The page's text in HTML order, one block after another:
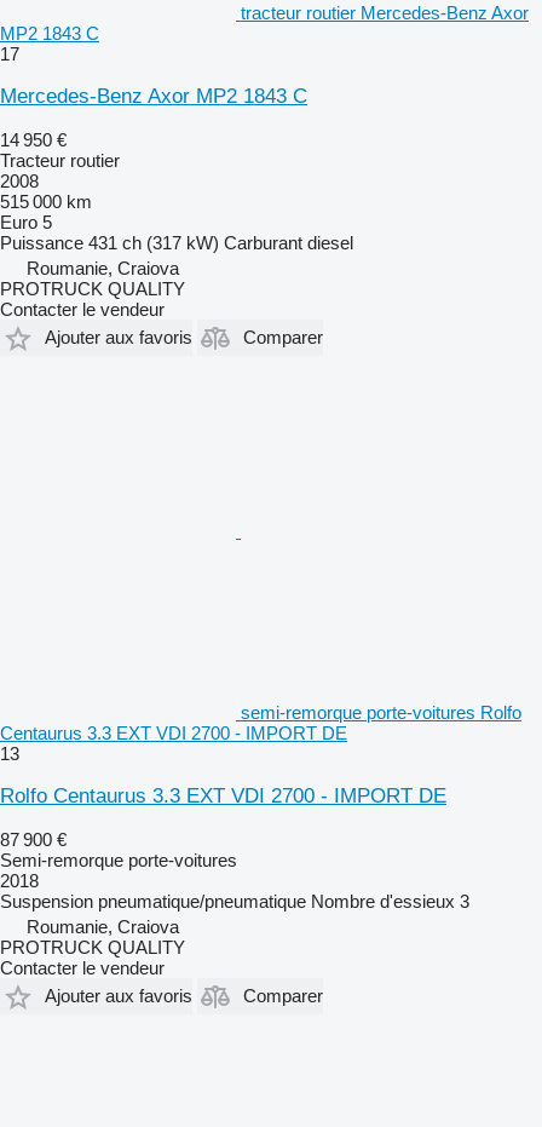
tracteur routier Mercedes-Benz Axor
MP2 1843 C
17
Mercedes-Benz Axor MP2 1843 C
14 950 €
Tracteur routier
2008
515 000 km
Euro 5
Puissance 431 ch (317 kW) Carburant diesel
Roumanie, Craiova
PROTRUCK QUALITY
Contacter le vendeur
Ajouter aux favoris
Comparer
semi-remorque porte-voitures Rolfo
Centaurus 3.3 EXT VDI 2700 - IMPORT DE
13
Rolfo Centaurus 3.3 EXT VDI 2700 - IMPORT DE
87 900 €
Semi-remorque porte-voitures
2018
Suspension pneumatique/pneumatique Nombre d'essieux 3
Roumanie, Craiova
PROTRUCK QUALITY
Contacter le vendeur
Ajouter aux favoris
Comparer